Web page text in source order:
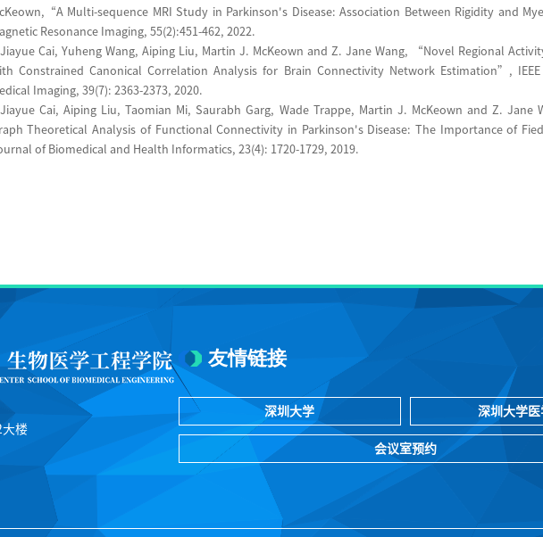
Multi-sequence MRI Study in Parkinson's Disease: Association Between Rigidity and
Resonance Imaging, 55(2):451-462, 2022.
Cai, Yuheng Wang, Aiping Liu, Martin J. McKeown and Z. Jane Wang, “Novel Regional
Constrained Canonical Correlation Analysis for Brain Connectivity Network Estimation”, IEEE
Imaging, 39(7): 2363-2373, 2020.
Cai, Aiping Liu, Taomian Mi, Saurabh Garg, Wade Trappe, Martin J. McKeown and Z. Jane
Theoretical Analysis of Functional Connectivity in Parkinson's Disease: The Importance of
of Biomedical and Health Informatics, 23(4): 1720-1729, 2019.
大楼
友情链接
深圳大学 深圳大学医
会议室预约